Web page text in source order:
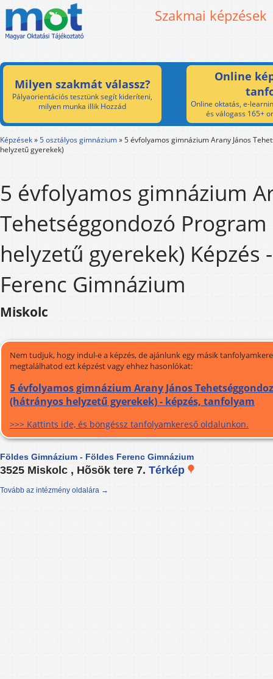
Szakmai képzések
Milyen szakmát válassz?
Pályaorientációs tesztünk segít kideríteni,
milyen munka illik Hozzád
Online
Online oktatás, e-
és válogass 165+
Képzések»5 osztályos gimnázium»5 évfolyamos gimnázium Arany János
helyzetű gyerekek)
5 évfolyamos gimnázium
Tehetséggondozó
helyzetű gyerekek) Képzés
Ferenc Gimnázium
Miskolc
Nem tudjuk, hogy indul-e a képzés, de ajánlunk egy másik
megtalálhatod ezt képzést vagy ehhez hasonlókat:
5 évfolyamos gimnázium Arany János
(hátrányos helyzetű gyerekek) - képzés, tanfolyam
>>> Kattints ide, és böngéssz tanfolyamkereső oldalunkon.
Földes Gimnázium - Földes Ferenc Gimnázium
3525 Miskolc , Hõsök tere 7. Térkép
Tovább az intézmény oldalára →